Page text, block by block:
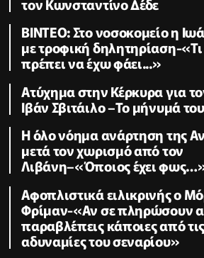
τον Κωνσταντίνο Δέδε
ΒΙΝΤΕΟ: Στο νοσοκομείο η
με τροφική δηλητηρίαση-«Τι
πρέπει να έχω φάει...»
Ατύχημα στην Κέρκυρα για
Ιβάν Σβιτάιλο –Το μήνυμά του
Η όλο νόημα ανάρτηση της
μετά τον χωρισμό από τον
Λιβάνη–«Όποιος έχει
Αφοπλιστικά ειλικρινής ο
Φρίμαν-«Αν σε πληρώσουν
παραβλέπεις κάποιες από τις
αδυναμίες του σεναρίου»